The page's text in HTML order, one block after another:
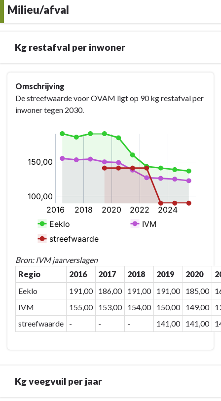
Milieu/afval
Kg restafval per inwoner
navigatie
restafval
Omschrijving
De streefwaarde voor OVAM ligt op 90 kg restafval per
inwoner tegen 2030.
Bron: IVM jaarverslagen
Regio
2016 2017 2018 2019 2020
Eeklo
191,00 186,00 191,00 191,00 185,00
IVM
155,00 153,00 154,00 150,00 149,00
streefwaarde
- - - 141,00 141,00
Kg veegvuil per jaar